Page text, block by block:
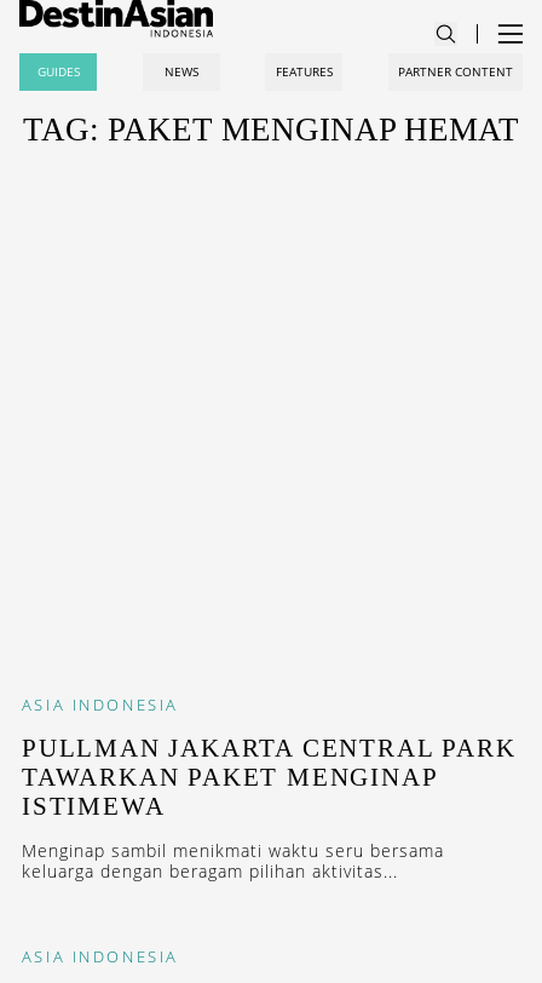
GUIDES NEWS FEATURES PARTNER CONTENT
TAG: PAKET MENGINAP HEMAT
ASIA INDONESIA
PULLMAN JAKARTA CENTRAL PARK
TAWARKAN PAKET MENGINAP
ISTIMEWA
Menginap sambil menikmati waktu seru bersama
keluarga dengan beragam pilihan aktivitas...
ASIA INDONESIA